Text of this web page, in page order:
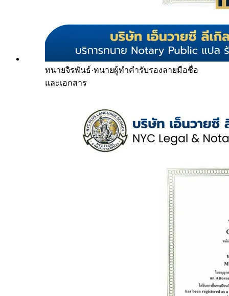
ทนายจิรพันธ์·ทนายผู้ทำคำรับรองลายมือชื่อ
และเอกสาร